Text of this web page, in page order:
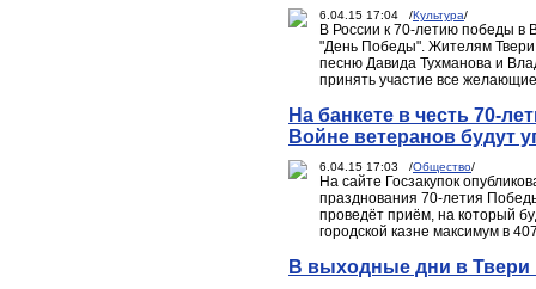
6.04.15 17:04 /Культура/
В России к 70-летию победы в
"День Победы". Жителям Твери
песню Давида Тухманова и
принять участие все
На банкете в честь 70-
Войне ветеранов будут
6.04.15 17:03 /Общество/
На сайте Госзакупок
празднования 70-летия
проведёт приём, на который
городской казне максимум в
В выходные дни в Твери